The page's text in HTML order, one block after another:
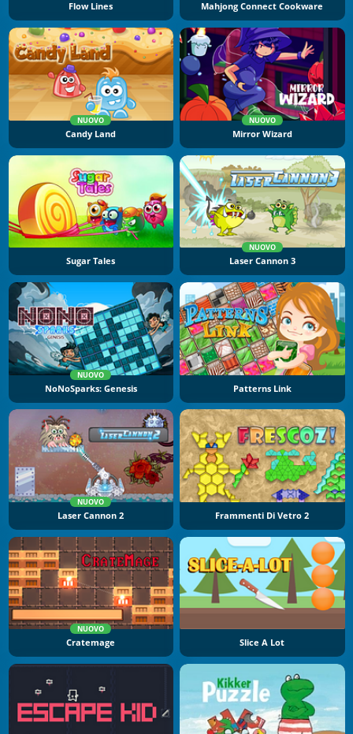
Flow Lines Mahjong Connect Cookware
NUOVO
Candy Land
NUOVO
Mirror Wizard
Sugar Tales
NUOVO
Laser Cannon 3
NUOVO
NoNoSparks: Genesis Patterns Link
NUOVO
Laser Cannon 2 Frammenti Di Vetro 2
NUOVO
Cratemage Slice A Lot